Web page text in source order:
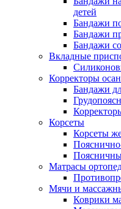
детей
Бандажи
Бандажи
Бандажи
Вкладные
Корректоры
Бандажи
Корсеты
Корсеты
Матрасы
Мячи и
Коврики